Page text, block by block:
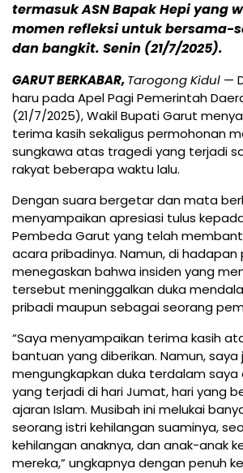
termasuk ASN Bapak Hepi yang
momen refleksi untuk bersama-
dan bangkit. Senin (21/7/2025).
GARUT BERKABAR,Tarogong Kidul —
haru pada Apel Pagi Pemerintah
(21/7/2025), Wakil Bupati Garut
terima kasih sekaligus permohonan
sungkawa atas tragedi yang terjadi
rakyat beberapa waktu lalu.
Dengan suara bergetar dan mata
menyampaikan apresiasi tulus
Pembeda Garut yang telah
acara pribadinya. Namun, di hadapan
menegaskan bahwa insiden yang
tersebut meninggalkan duka
pribadi maupun sebagai seorang
“Saya menyampaikan terima kasih
bantuan yang diberikan. Namun, saya
mengungkapkan duka terdalam
yang terjadi di hari Jumat, hari yang
ajaran Islam. Musibah ini melukai
seorang istri kehilangan suaminya,
kehilangan anaknya, dan anak-anak
mereka,” ungkapnya dengan penuh